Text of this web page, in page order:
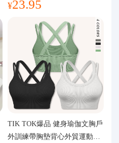
運動文胸
¥23.95
TIK TOK爆品 健身瑜伽文胸戶
外訓練帶胸墊背心外貿運動瑜